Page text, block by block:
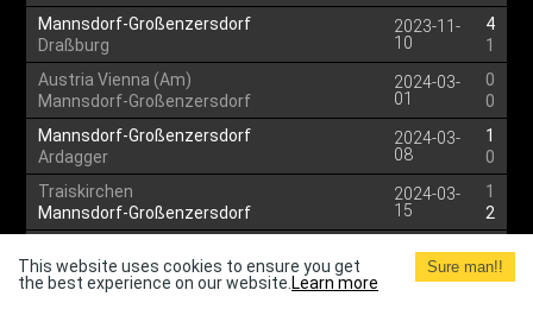
Mannsdorf-Großenzersdorf
Draßburg
2023-11-
10
4
1
Austria Vienna (Am)
Mannsdorf-Großenzersdorf
2024-03-
01
0
0
Mannsdorf-Großenzersdorf
Ardagger
2024-03-
08
1
0
Traiskirchen
Mannsdorf-Großenzersdorf
2024-03-
15
1
2
Wiener Viktoria
2024-03-
0
This website uses cookies to ensure you get
the best experience on our website. Learn more
Sure man!!